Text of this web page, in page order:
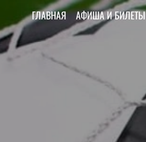
ГЛАВНАЯ АФИША И БИЛЕТЫ